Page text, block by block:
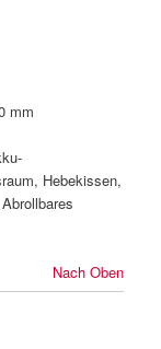
mm
Hebekissen,
Nach Oben